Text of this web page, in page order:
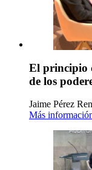
El principio
de los
Jaime Pérez
Más